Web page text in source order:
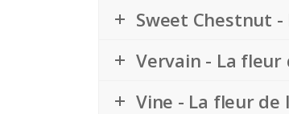
Sweet Chestnut
Vervain - La
Vine - La fleur